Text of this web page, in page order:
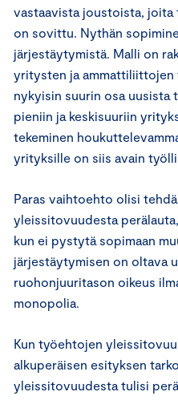
vastaavista joustoista,
on sovittu. Nythän
järjestäytymistä. Malli on
yritysten ja ammattiliittojen
nykyisin suurin osa uusista
pieniin ja keskisuuriin
tekeminen
yrityksille on siis avain
Paras vaihtoehto olisi
yleissitovuudesta
kun ei pystytä sopimaan
järjestäytymisen on oltava
ruohonjuuritason oikeus
monopolia.
Kun työehtojen
alkuperäisen esityksen
yleissitovuudesta tulisi